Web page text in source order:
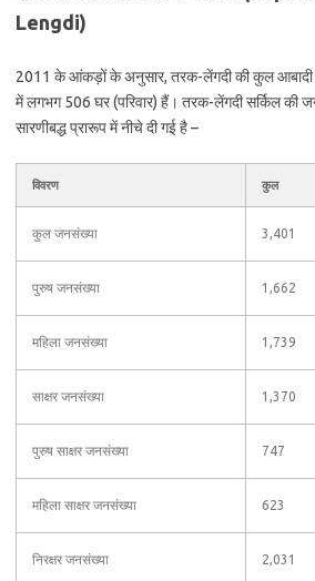
Lengdi)
2011 के आंकड़ों के अनुसार, तरक-लेंगदी की कुल आबादी
में लगभग 506 घर (परिवार) हैं। तरक-लेंगदी सर्किल की
सारणीबद्ध प्रारूप में नीचे दी गई है –
विवरण कुल
कुल जनसंख्या 3,401
पुरुष जनसंख्या 1,662
महिला जनसंख्या 1,739
साक्षर जनसंख्या 1,370
पुरुष साक्षर जनसंख्या 747
महिला साक्षर जनसंख्या 623
निरक्षर जनसंख्या 2,031